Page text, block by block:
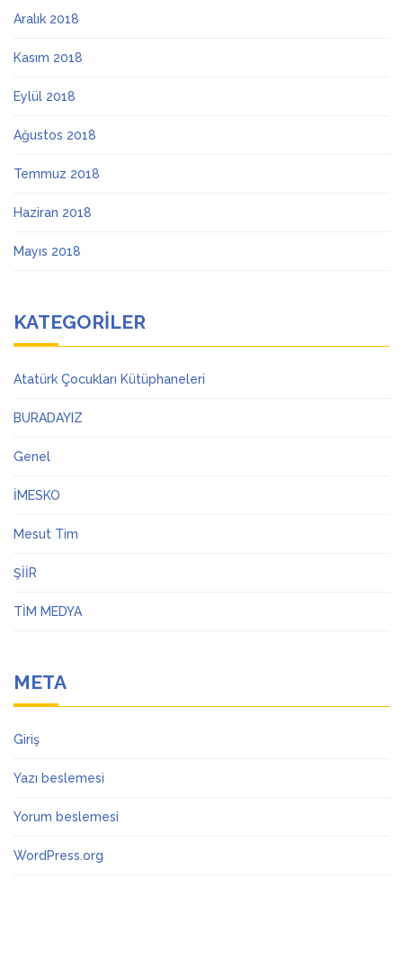
Aralık 2018
Kasım 2018
Eylül 2018
Ağustos 2018
Temmuz 2018
Haziran 2018
Mayıs 2018
KATEGORILER
Atatürk Çocukları Kütüphaneleri
BURADAYIZ
Genel
İMESKO
Mesut Tim
ŞİİR
TİM MEDYA
META
Giriş
Yazı beslemesi
Yorum beslemesi
WordPress.org